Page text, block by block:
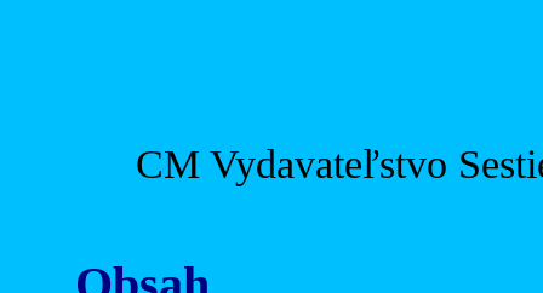
CM Vydavateľstvo